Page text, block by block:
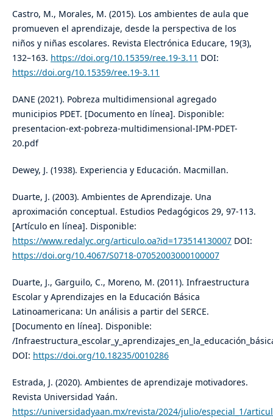
Castro, M., Morales, M. (2015). Los ambientes de aula que
promueven el aprendizaje, desde la perspectiva de los
niños y niñas escolares. Revista Electrónica Educare, 19(3),
132–163. https://doi.org/10.15359/ree.19-3.11 DOI:
https://doi.org/10.15359/ree.19-3.11
DANE (2021). Pobreza multidimensional agregado
municipios PDET. [Documento en línea]. Disponible:
presentacion-ext-pobreza-multidimensional-IPM-PDET-
20.pdf
Dewey, J. (1938). Experiencia y Educación. Macmillan.
Duarte, J. (2003). Ambientes de Aprendizaje. Una
aproximación conceptual. Estudios Pedagógicos 29, 97-113.
[Artículo en línea]. Disponible:
https://www.redalyc.org/articulo.oa?id=173514130007DOI:
https://doi.org/10.4067/S0718-07052003000100007
Duarte, J., Garguilo, C., Moreno, M. (2011). Infraestructura
Escolar y Aprendizajes en la Educación Básica
Latinoamericana: Un análisis a partir del SERCE.
[Documento en línea]. Disponible:
/
DOI: https://doi.org/10.18235/0010286
Estrada, J. (2020). Ambientes de aprendizaje motivadores.
Revista Universidad Yaán.
https://universidadyaan.mx/revista/2024/julio/especial_1/